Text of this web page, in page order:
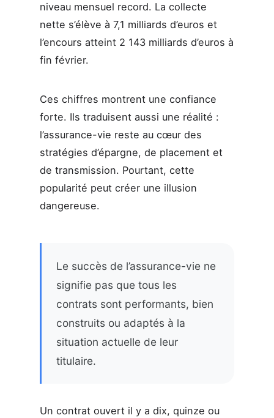
niveau mensuel record. La collecte
nette s’élève à 7,1 milliards d’euros et
l’encours atteint 2 143 milliards d’euros à
fin février.
Ces chiffres montrent une confiance
forte. Ils traduisent aussi une réalité :
l’assurance-vie reste au cœur des
stratégies d’épargne, de placement et
de transmission. Pourtant, cette
popularité peut créer une illusion
dangereuse.
Le succès de l’assurance-vie ne
signifie pas que tous les
contrats sont performants, bien
construits ou adaptés à la
situation actuelle de leur
titulaire.
Un contrat ouvert il y a dix, quinze ou